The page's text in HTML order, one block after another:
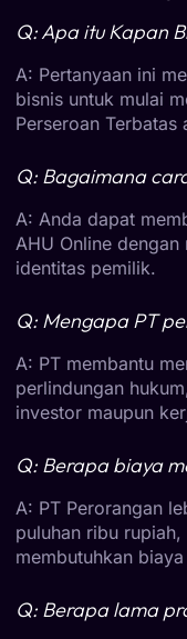
Q: Apa itu Kapan
A: Pertanyaan ini
bisnis untuk mulai
Perseroan
Q: Bagaimana
A: Anda dapat
AHU Online
identitas pemilik.
Q: Mengapa PT
A: PT membantu
perlindungan
investor maupun
Q: Berapa biaya
A: PT Perorangan
puluhan ribu
membutuhkan
Q: Berapa lama